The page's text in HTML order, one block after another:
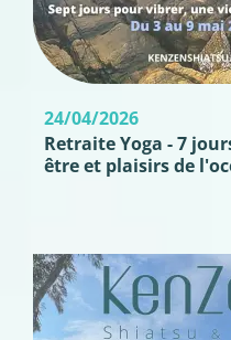
24/04/2026
Retraite Yoga - 7
être et plaisirs de